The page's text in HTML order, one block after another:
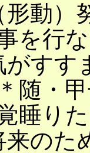
動）
を行な
すす
随・
睡りた
のた